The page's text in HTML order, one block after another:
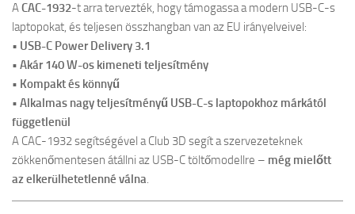
ACAC-1932-t arra tervezték, hogy támogassa a modern USB-C-s
laptopokat, és teljesen összhangban van az EU irányelveivel:
• USB-C Power Delivery 3.1
• Akár 140 W-os kimeneti teljesítmény
• Kompakt és könnyű
• Alkalmas nagy teljesítményű USB-C-s laptopokhoz márkától
függetlenül
A CAC-1932 segítségével a Club 3D segít a szervezeteknek
zökkenőmentesen átállni az USB-C töltőmodellre – még mielőtt
az elkerülhetetlenné válna.